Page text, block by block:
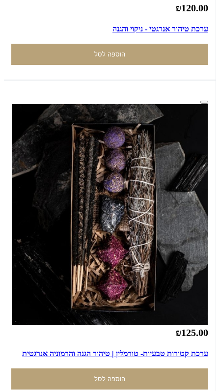
₪120.00
ערכת טיהור אנרגטי - ניקוי והגנה
הוספה לסל
₪125.00
ערכת קטורות טבעיות- טורמלין | טיהור הגנה והרמוניה אנרגטית
הוספה לסל